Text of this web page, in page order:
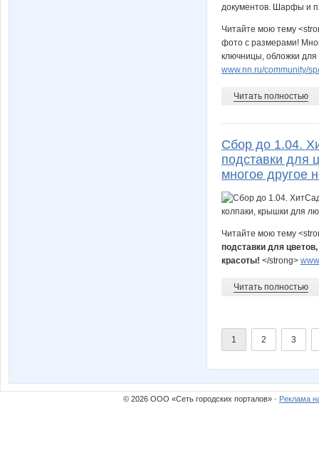
Читайте мою тему
фото с размерами!
ключницы, обложки
www.nn.ru/community/
Читать полностью
Сбор до 1.04.
подставки для
многое другое
Читайте мою тему
подставки для
красоты! </strong>
Читать полностью
1 2 3
© 2026 ООО «Сеть городских порталов» · Реклама